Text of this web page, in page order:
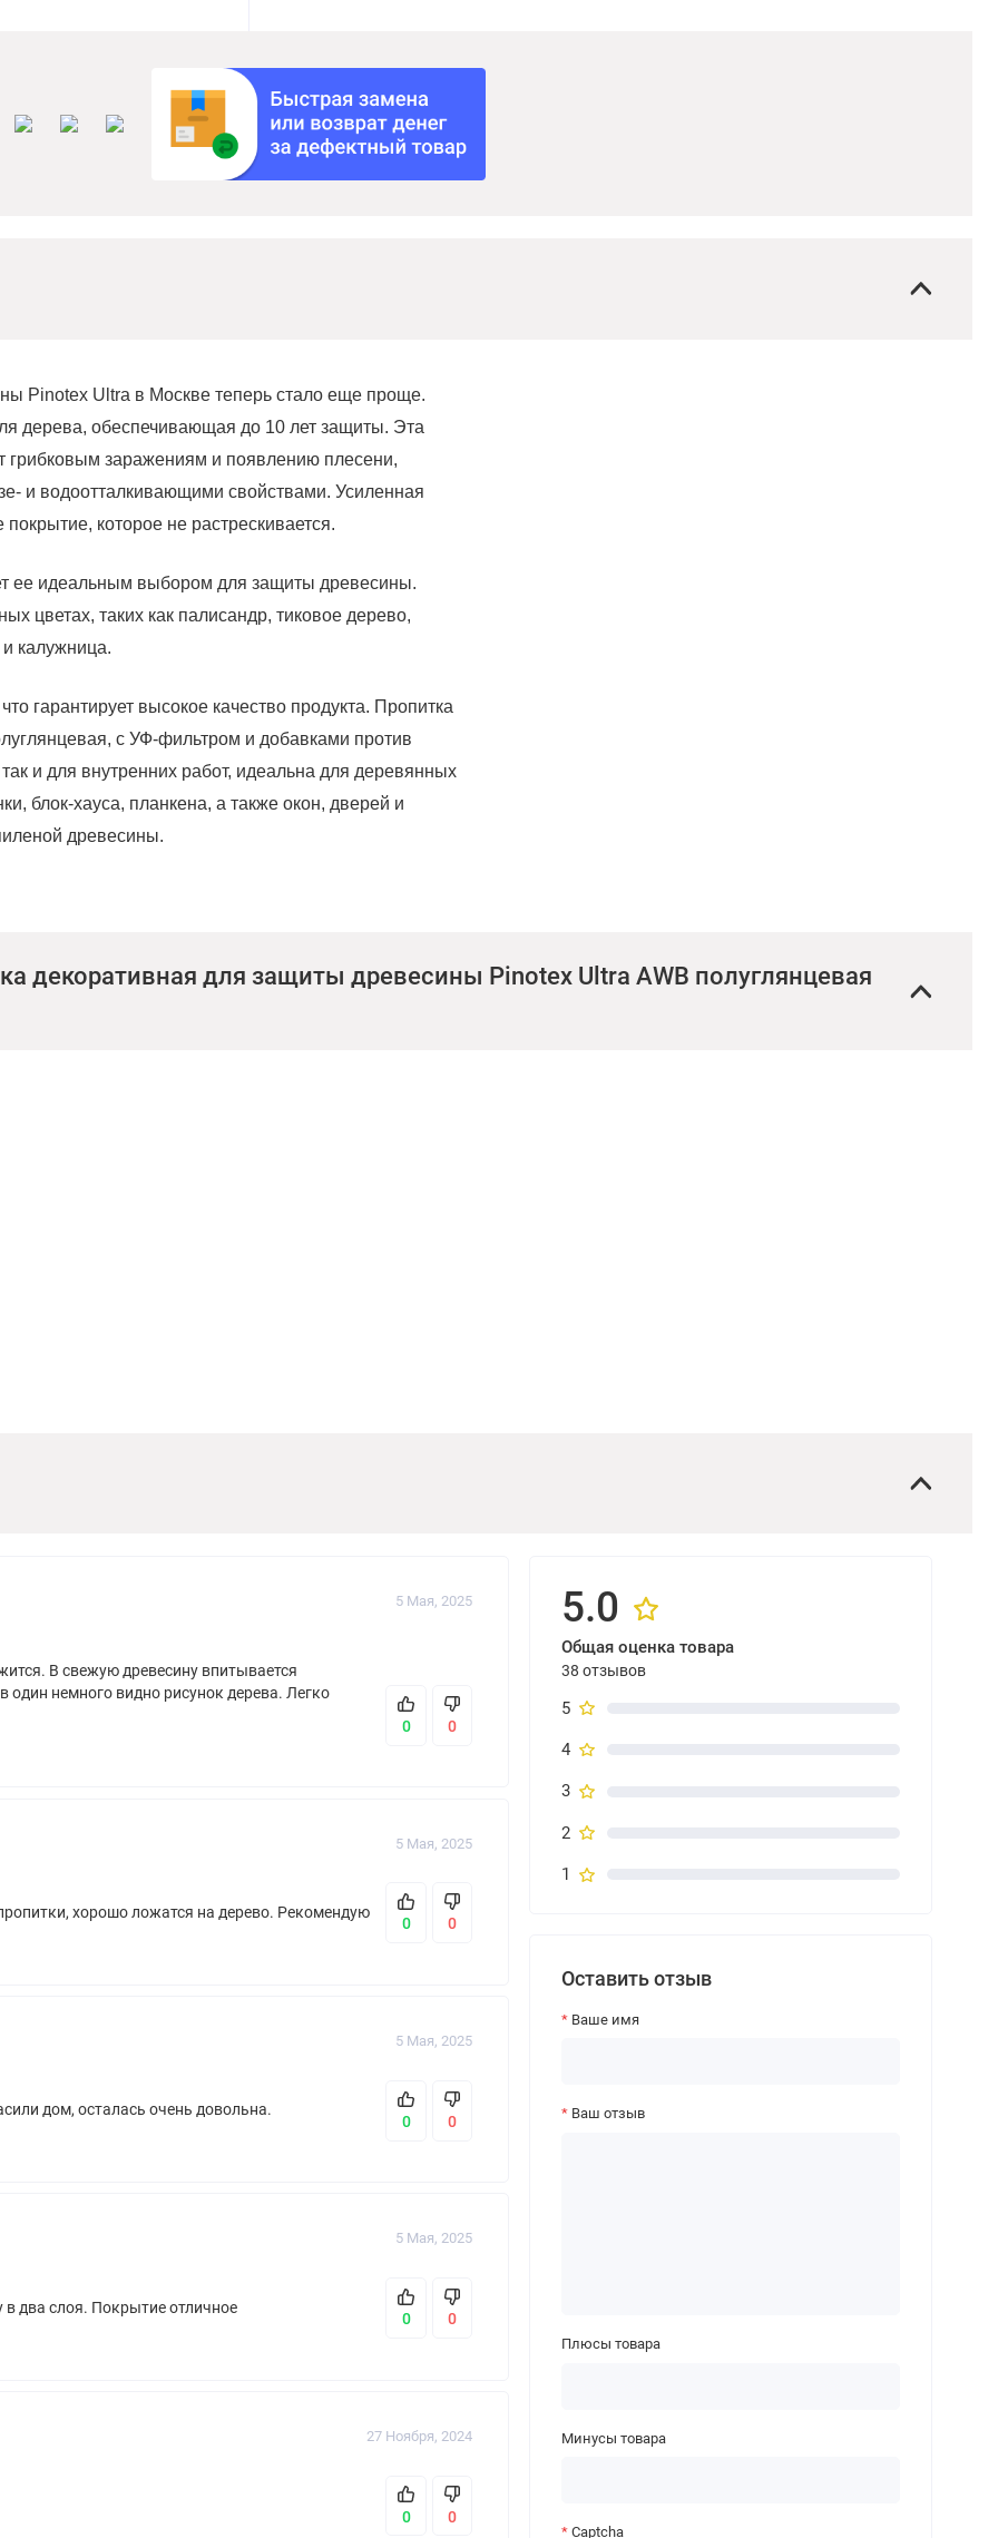
Pinotex Ultra в Москве теперь стало еще проще.
дерева, обеспечивающая до 10 лет защиты. Эта
грибковым заражениям и появлению плесени,
и водоотталкивающими свойствами. Усиленная
которое не растрескивается.
ее идеальным выбором для защиты древесины.
цветах, таких как палисандр, тиковое дерево,
калужница.
гарантирует высокое качество продукта. Пропитка
с УФ-фильтром и добавками против
и для внутренних работ, идеальна для деревянных
блок-хауса, планкена, а также окон, дверей и
древесины.
тканью). Если на поверхности заметны гниль,
отшлифуйте поверхность и обработайте
слоев древесины используйте систему покрытия
поверхности начинайте не ранее чем
декоративная для защиты древесины Pinotex Ultra AWB полуглянцевая
5 Мая, 2025
В свежую древесину впитывается
немного видно рисунок дерева. Легко
0 0
5 Мая, 2025
хорошо ложатся на дерево. Рекомендую
0 0
5 Мая, 2025
дом, осталась очень довольна.
0 0
5 Мая, 2025
два слоя. Покрытие отличное
0 0
27 Ноября, 2024
0 0
5.0
Общая оценка товара
38 отзывов
5
4
3
2
1
Оставить отзыв
Ваше имя
Ваш отзыв
Плюсы товара
Минусы товара
Captcha